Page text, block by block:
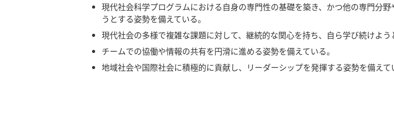
現代社会科学プログラムにおける自身の専門性の基礎を築き、かつ他の専門分
うとする姿勢を備えている。
現代社会の多様で複雑な課題に対して、継続的な関心を持ち、自ら学び続けよう
チームでの協働や情報の共有を円滑に進める姿勢を備えている。
地域社会や国際社会に積極的に貢献し、リーダーシップを発揮する姿勢を備えて